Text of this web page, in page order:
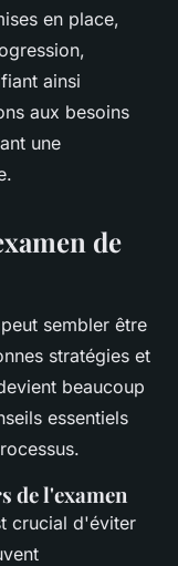
en place,
ainsi
aux besoins
une
de
sembler être
stratégies et
beaucoup
essentiels
de l'examen
crucial d'éviter